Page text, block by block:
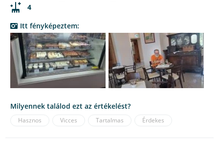
4
Itt fényképeztem:
Milyennek találod ezt az értékelést?
Hasznos Vicces Tartalmas Érdekes